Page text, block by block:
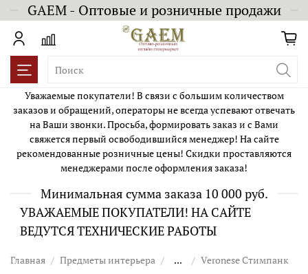
GAEM - Оптовые и розничные продажи
Уважаемые покупатели! В связи с большим количеством
заказов и обращений, операторы не всегда успевают отвечать
на Ваши звонки. Просьба, формировать заказ и с Вами
свяжется первый освободившийся менеджер! На сайте
рекомендованные розничные цены! Скидки проставляются
менеджерами после оформления заказа!
Минимальная сумма заказа 10 000 руб.
УВАЖАЕМЫЕ ПОКУПАТЕЛИ! НА САЙТЕ
ВЕДУТСЯ ТЕХНИЧЕСКИЕ РАБОТЫ
Главная Предметы интерьера ... Veronese Стимпанк